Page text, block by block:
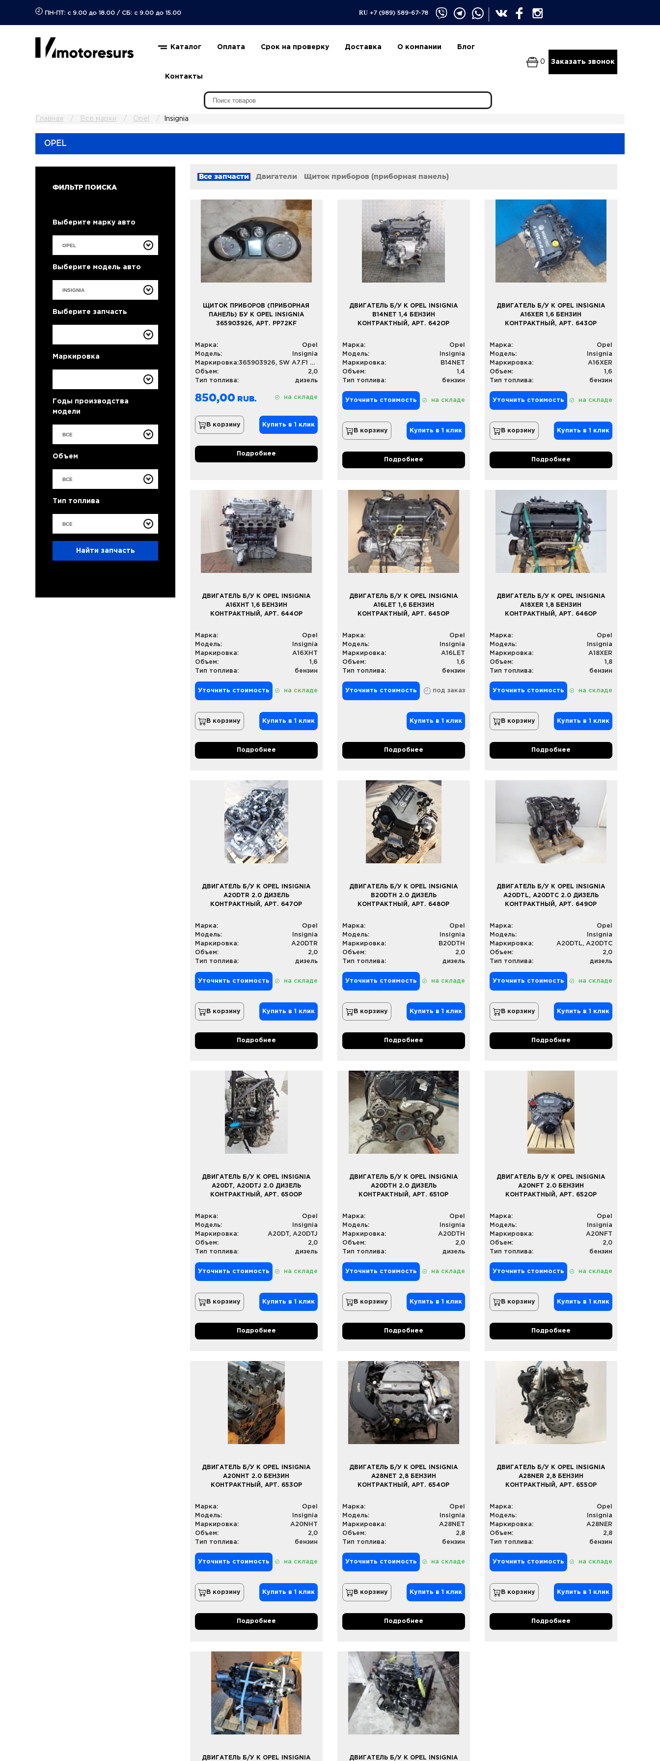
ПН-ПТ: с 9.00 до 18.00 / СБ: с 9.00 до 15.00 RU +7 (989) 589-67-78
Каталог Оплата Срок на проверку Доставка О компании Блог
Контакты
0 Заказать звонок
Главная Все марки Opel Insignia
OPEL
ФИЛЬТР ПОИСКА
Выберите марку авто
Выберите модель авто
Выберите запчасть
Маркировка
Годы производства
модели
ВСЕ
Объем
ВСЕ
Тип топлива
ВСЕ
Найти запчасть
Все запчасти Двигатели Щиток приборов (приборная панель)
ЩИТОК ПРИБОРОВ (ПРИБОРНАЯ
ПАНЕЛЬ) БУ К OPEL INSIGNIA
365903926, АРТ. PP72KF
Марка:
Opel
Модель:
Insignia
Маркировка:
365903926, SW A7.F1 GM
Объем:
2,0
Тип топлива:
дизель
850,00 на складе
В корзину Купить в 1 клик
Подробнее
ДВИГАТЕЛЬ Б/У К OPEL INSIGNIA
B14NET 1,4 БЕНЗИН
КОНТРАКТНЫЙ, АРТ. 642OP
Марка:
Opel
Модель:
Insignia
Маркировка:
B14NET
Объем:
1,4
Тип топлива:
бензин
Уточнить стоимость на складе
В корзину Купить в 1 клик
Подробнее
ДВИГАТЕЛЬ Б/У К OPEL INSIGNIA
A16XER 1,6 БЕНЗИН
КОНТРАКТНЫЙ, АРТ. 643OP
Марка:
Opel
Модель:
Insignia
Маркировка:
A16XER
Объем:
1,6
Тип топлива:
бензин
Уточнить стоимость на складе
В корзину Купить в 1 клик
Подробнее
ДВИГАТЕЛЬ Б/У К OPEL INSIGNIA
A16XHT 1,6 БЕНЗИН
КОНТРАКТНЫЙ, АРТ. 644OP
Марка:
Opel
Модель:
Insignia
Маркировка:
A16XHT
Объем:
1,6
Тип топлива:
бензин
Уточнить стоимость на складе
В корзину Купить в 1 клик
Подробнее
ДВИГАТЕЛЬ Б/У К OPEL INSIGNIA
A16LET 1,6 БЕНЗИН
КОНТРАКТНЫЙ, АРТ. 645OP
Марка:
Opel
Модель:
Insignia
Маркировка:
A16LET
Объем:
1,6
Тип топлива:
бензин
Уточнить стоимость под заказ
Купить в 1 клик
Подробнее
ДВИГАТЕЛЬ Б/У К OPEL INSIGNIA
A18XER 1,8 БЕНЗИН
КОНТРАКТНЫЙ, АРТ. 646OP
Марка:
Opel
Модель:
Insignia
Маркировка:
A18XER
Объем:
1,8
Тип топлива:
бензин
Уточнить стоимость на складе
В корзину Купить в 1 клик
Подробнее
ДВИГАТЕЛЬ Б/У К OPEL INSIGNIA
A20DTR 2.0 ДИЗЕЛЬ
КОНТРАКТНЫЙ, АРТ. 647OP
Марка:
Opel
Модель:
Insignia
Маркировка:
A20DTR
Объем:
2,0
Тип топлива:
дизель
Уточнить стоимость на складе
В корзину Купить в 1 клик
Подробнее
ДВИГАТЕЛЬ Б/У К OPEL INSIGNIA
B20DTH 2.0 ДИЗЕЛЬ
КОНТРАКТНЫЙ, АРТ. 648OP
Марка:
Opel
Модель:
Insignia
Маркировка:
B20DTH
Объем:
2,0
Тип топлива:
дизель
Уточнить стоимость на складе
В корзину Купить в 1 клик
Подробнее
ДВИГАТЕЛЬ Б/У К OPEL INSIGNIA
A20DTL, A20DTC 2.0 ДИЗЕЛЬ
КОНТРАКТНЫЙ, АРТ. 649OP
Марка:
Opel
Модель:
Insignia
Маркировка:
A20DTL, A20DTC
Объем:
2,0
Тип топлива:
дизель
Уточнить стоимость на складе
В корзину Купить в 1 клик
Подробнее
ДВИГАТЕЛЬ Б/У К OPEL INSIGNIA
A20DT, A20DTJ 2.0 ДИЗЕЛЬ
КОНТРАКТНЫЙ, АРТ. 650OP
Марка:
Opel
Модель:
Insignia
Маркировка:
A20DT, A20DTJ
Объем:
2,0
Тип топлива:
дизель
Уточнить стоимость на складе
В корзину Купить в 1 клик
Подробнее
ДВИГАТЕЛЬ Б/У К OPEL INSIGNIA
A20DTH 2.0 ДИЗЕЛЬ
КОНТРАКТНЫЙ, АРТ. 651OP
Марка:
Opel
Модель:
Insignia
Маркировка:
A20DTH
Объем:
2,0
Тип топлива:
дизель
Уточнить стоимость на складе
В корзину Купить в 1 клик
Подробнее
ДВИГАТЕЛЬ Б/У К OPEL INSIGNIA
A20NFT 2.0 БЕНЗИН
КОНТРАКТНЫЙ, АРТ. 652OP
Марка:
Opel
Модель:
Insignia
Маркировка:
A20NFT
Объем:
2,0
Тип топлива:
бензин
Уточнить стоимость на складе
В корзину Купить в 1 клик
Подробнее
ДВИГАТЕЛЬ Б/У К OPEL INSIGNIA
A20NHT 2.0 БЕНЗИН
КОНТРАКТНЫЙ, АРТ. 653OP
Марка:
Opel
Модель:
Insignia
Маркировка:
A20NHT
Объем:
2,0
Тип топлива:
бензин
Уточнить стоимость на складе
В корзину Купить в 1 клик
Подробнее
ДВИГАТЕЛЬ Б/У К OPEL INSIGNIA
A28NET 2,8 БЕНЗИН
КОНТРАКТНЫЙ, АРТ. 654OP
Марка:
Opel
Модель:
Insignia
Маркировка:
A28NET
Объем:
2,8
Тип топлива:
бензин
Уточнить стоимость на складе
В корзину Купить в 1 клик
Подробнее
ДВИГАТЕЛЬ Б/У К OPEL INSIGNIA
A28NER 2,8 БЕНЗИН
КОНТРАКТНЫЙ, АРТ. 655OP
Марка:
Opel
Модель:
Insignia
Маркировка:
A28NER
Объем:
2,8
Тип топлива:
бензин
Уточнить стоимость на складе
В корзину Купить в 1 клик
Подробнее
ДВИГАТЕЛЬ Б/У К OPEL INSIGNIA ДВИГАТЕЛЬ Б/У К OPEL INSIGNIA